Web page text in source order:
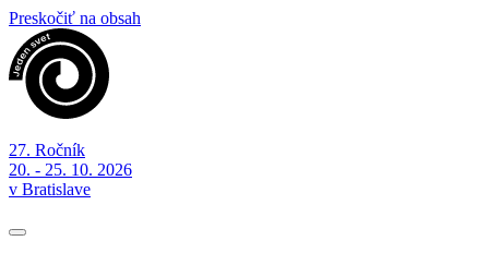
Preskočiť na obsah
27. Ročník
20. - 25. 10. 2026
v Bratislave